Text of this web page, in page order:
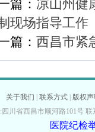
篇： 凉山州健
现场指导工作
篇： 西昌市紧
关于我们 联系方式
版权
川省西昌市顺河路101号 联
医院纪检